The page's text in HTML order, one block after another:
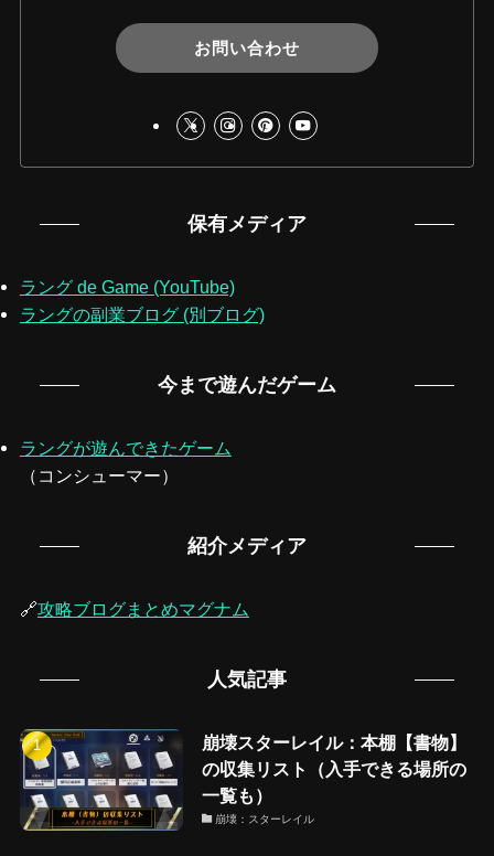
お問い合わせ
保有メディア
ラング de Game (YouTube)
ラングの副業ブログ (別ブログ)
今まで遊んだゲーム
ラングが遊んできたゲーム
（コンシューマー）
紹介メディア
🔗攻略ブログまとめマグナム
人気記事
崩壊スターレイル：本棚【書物】
の収集リスト（入手できる場所の
一覧も）
崩壊：スターレイル